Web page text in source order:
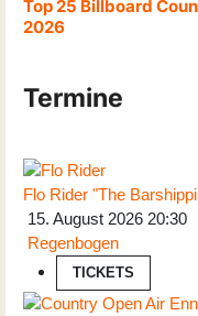
Top 25 Billboard
2026
Termine
Flo Rider "The
15. August 2026 20:30
Regenbogen
TICKETS